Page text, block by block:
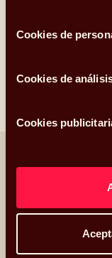
Cookies de
Cookies de
Cookies
Guía –
Todo lo que
Diálogos
Conversaciones
forma en que
Ver todos los